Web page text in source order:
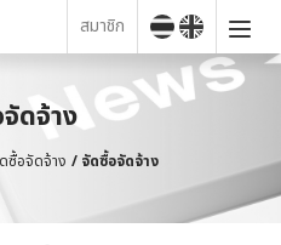
สมาชิก
ดจ้าง
ซื้อจัดจ้าง จัดซื้อจัดจ้าง